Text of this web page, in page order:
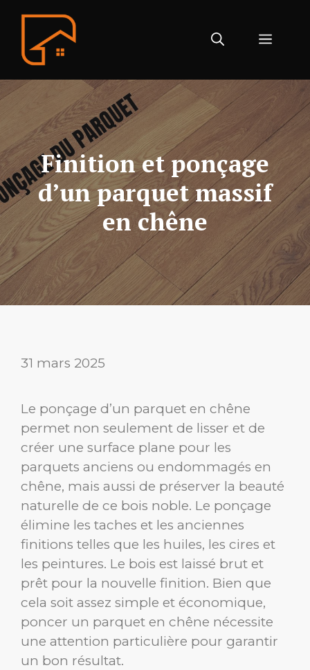
contenu
Menu
Finition et ponçage
d’un parquet massif
en chêne
31 mars 2025
Le ponçage d’un parquet en chêne
permet non seulement de lisser et de
créer une surface plane pour les
parquets anciens ou endommagés en
chêne, mais aussi de préserver la beauté
naturelle de ce bois noble. Le ponçage
élimine les taches et les anciennes
finitions telles que les huiles, les cires et
les peintures. Le bois est laissé brut et
prêt pour la nouvelle finition. Bien que
cela soit assez simple et économique,
poncer un parquet en chêne nécessite
une attention particulière pour garantir
un bon résultat.